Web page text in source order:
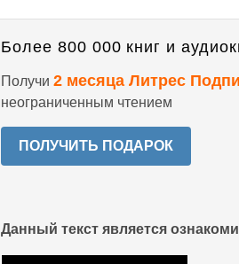
Более 800 000 книг и
Получи 2 месяца Литрес
неограниченным чтением
ПОЛУЧИТЬ ПОДАРОК
Данный текст является